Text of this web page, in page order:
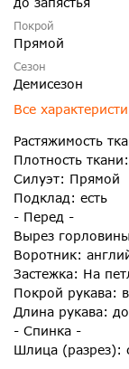
Покрой
Прямой
Сезон
Демисезон
Все
Растяжимость
Плотность
Силуэт: Прямой
Подклад: есть
- Перед -
Вырез
Воротник:
Застежка: На
Покрой рукава:
Длина рукава: до
- Спинка -
Шлица (разрез):